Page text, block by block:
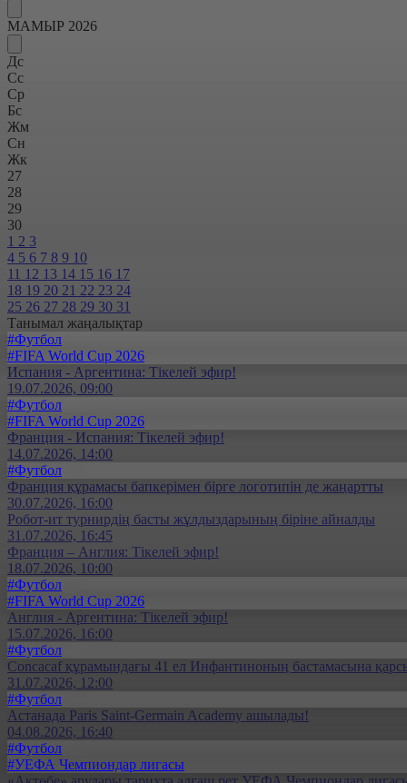
МАМЫР 2026
Дс
Сс
Ср
Бс
Жм
Сн
Жк
27
28
29
30
1 2 3
4 5 6 7 8 9 10
11 12 13 14 15 16 17
18 19 20 21 22 23 24
25 26 27 28 29 30 31
Танымал жаңалықтар
#Футбол
#FIFA World Cup 2026
Испания - Аргентина: Тікелей эфир!
19.07.2026, 09:00
#Футбол
#FIFA World Cup 2026
Франция - Испания: Тікелей эфир!
14.07.2026, 14:00
#Футбол
Франция құрамасы бапкерімен бірге логотипін де жаңартты
30.07.2026, 16:00
Робот-ит турнирдің басты жұлдыздарының біріне айналды
31.07.2026, 16:45
Франция – Англия: Тікелей эфир!
18.07.2026, 10:00
#Футбол
#FIFA World Cup 2026
Англия - Аргентина: Тікелей эфир!
15.07.2026, 16:00
#Футбол
Concacaf құрамындағы 41 ел Инфантиноның бастамасына
31.07.2026, 12:00
#Футбол
Астанада Paris Saint-Germain Academy ашылады!
04.08.2026, 16:40
#Футбол
#УЕФА Чемпиондар лигасы